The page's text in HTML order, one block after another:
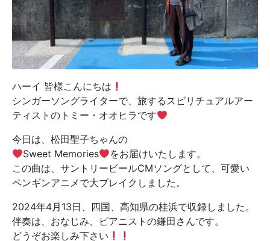
ハーイ 皆様こんにちは
シンガーソングライターで、旅するスピリチュアルアー
ティストのトミー・オオヒラです
今日は、松田聖子ちゃんの
Sweet Memories
をお届けいたします。
この曲は、サントリービールCMソングとして、可愛い
ペンギンアニメで大ブレイクしました。
2024年4月13日、四国、高知県の桂浜で収録しました。
伴奏は、おなじみ、ピアニストの鎌田さんです。
どうぞお楽しみ下さい